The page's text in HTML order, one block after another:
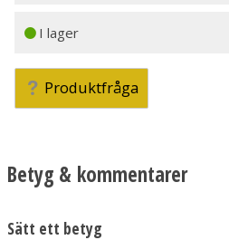
I lager
Produktfråga
Betyg & kommentarer
Sätt ett betyg